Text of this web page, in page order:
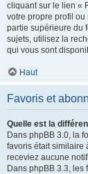
cliquant sur le lien «
votre propre profil
partie supérieure du
sujets, utilisez la
qui vous sont
Haut
Favoris et
Quelle est la
Dans phpBB 3.0, la
favoris était similaire
receviez aucune
Dans phpBB 3.3,